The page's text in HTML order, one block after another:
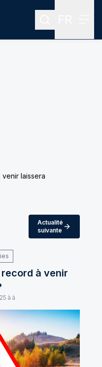
Rechercher
laissera
Actualité
suivante
à venir
à à